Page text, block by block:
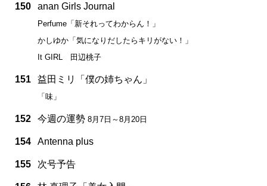
150 anan Girls Journal
Perfume「新それってわからん！」
かしゆか「気になりだしたらキリがない！」
It GIRL 田辺桃子
151 益田ミリ「僕の姉ちゃん」
「味」
152 今週の運勢 8月7日～8月20日
154 Antenna plus
155 次号予告